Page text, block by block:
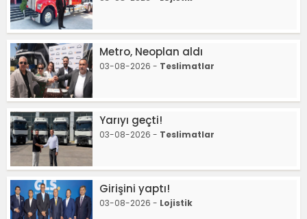
Metro, Neoplan aldı
03-08-2026 - Teslimatlar
Yarıyı geçti!
03-08-2026 - Teslimatlar
Girişini yaptı!
03-08-2026 - Lojistik